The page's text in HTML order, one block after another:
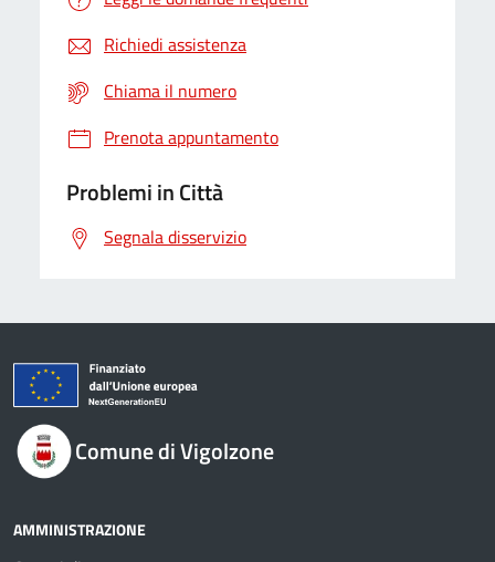
Richiedi assistenza
Chiama il numero
Prenota appuntamento
Problemi in Città
Segnala disservizio
Comune di Vigolzone
AMMINISTRAZIONE